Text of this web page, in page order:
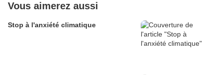
Vous aimerez aussi
Stop à l'anxiété climatique